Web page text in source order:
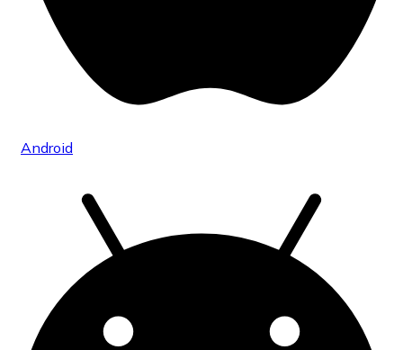
Android